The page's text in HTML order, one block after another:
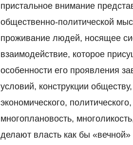
пристальное внимание
общественно-политической
проживание людей, носящее
взаимодействие, которое
особенности его проявления
условий, конструкции
экономического,
многоплановость,
делают власть как бы